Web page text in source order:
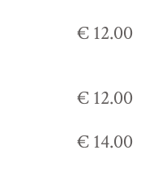
€ 12.00
€ 12.00
€ 14.00